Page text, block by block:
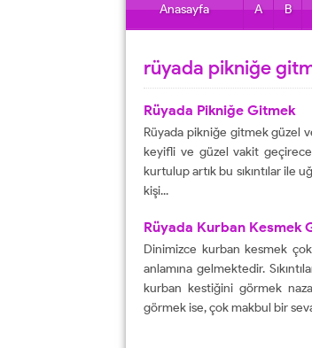
Anasayfa A B
rüyada pikniğe
Rüyada Pikniğe Gitmek
Rüyada pikniğe gitmek güzel
keyifli ve güzel vakit
kurtulup artık bu sıkıntılar ile
kişi...
Rüyada Kurban Kesmek
Dinimizce kurban kesmek
anlamına gelmektedir.
kurban kestiğini görmek
görmek ise, çok makbul bir